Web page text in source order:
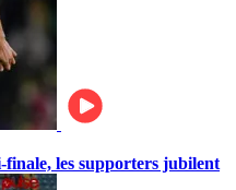
finale, les supporters jubilent